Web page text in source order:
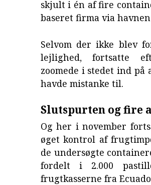
skjult i én af fire
baseret firma via
Selvom der ikke blev
lejlighed, fortsatte
zoomede i stedet ind på
havde mistanke til.
Slutspurten og fire
Og her i november
øget kontrol af
de undersøgte
fordelt i 2.000
frugtkasserne fra